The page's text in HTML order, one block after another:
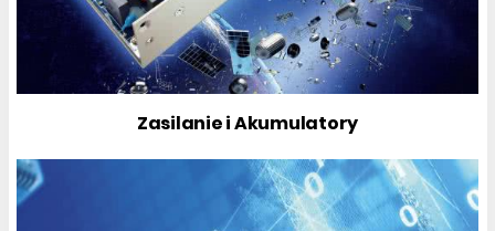
Zasilanie i Akumulatory